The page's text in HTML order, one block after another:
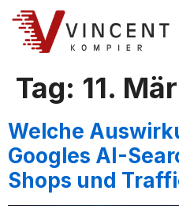
Tag: 11.
Welche
Googles AI-
Shops und